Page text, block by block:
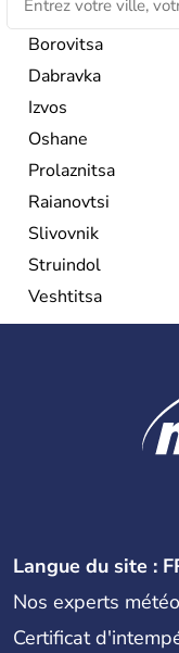
montagnes et de
Borovitsa
Dabravka
Izvos
Oshane
Prolaznitsa
Raianovtsi
Slivovnik
Struindol
Veshtitsa
Langue du site :
Nos experts météo
Certificat